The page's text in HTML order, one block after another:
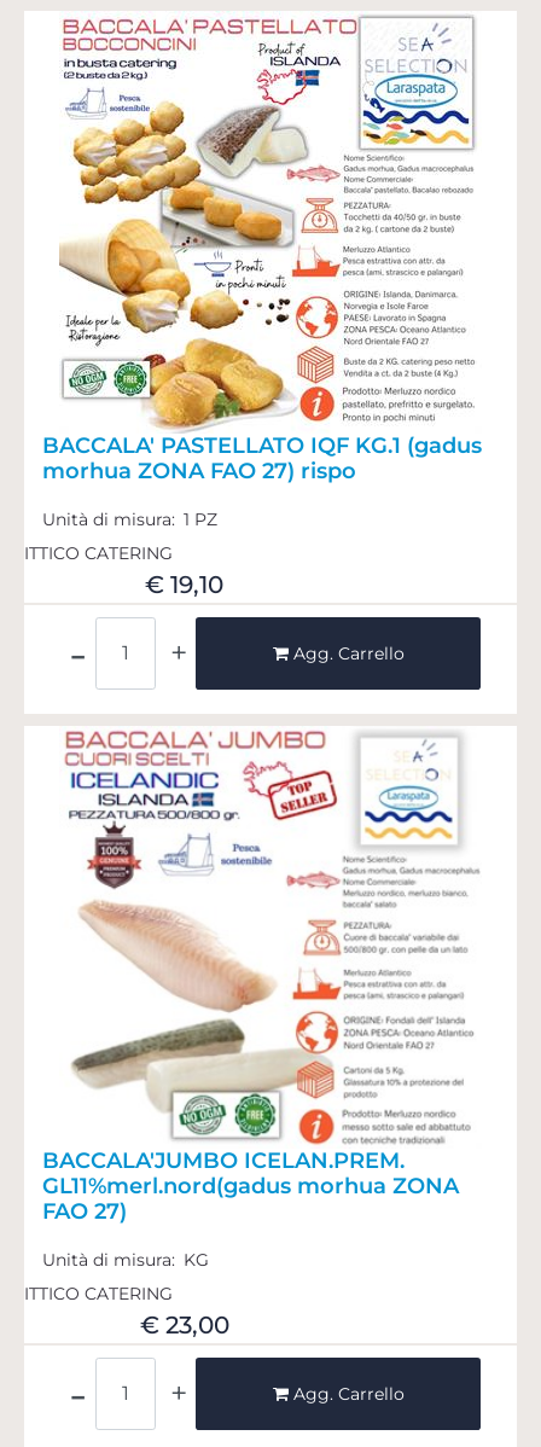
BACCALA' PASTELLATO IQF KG.1 (gadus
morhua ZONA FAO 27) rispo
Unità di misura: 1 PZ
ITTICO CATERING
€ 19,10
Agg. Carrello
BACCALA'JUMBO ICELAN.PREM.
GL11%merl.nord(gadus morhua ZONA
FAO 27)
Unità di misura: KG
ITTICO CATERING
€ 23,00
Agg. Carrello